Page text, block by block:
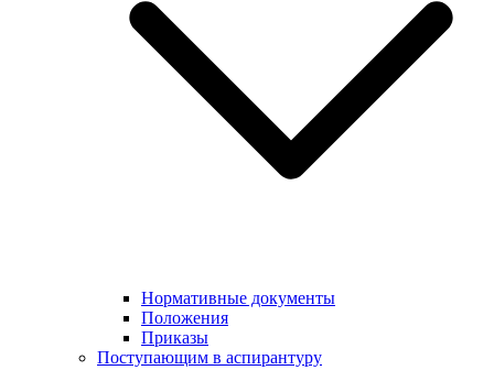
Нормативные документы
Положения
Приказы
Поступающим в аспирантуру